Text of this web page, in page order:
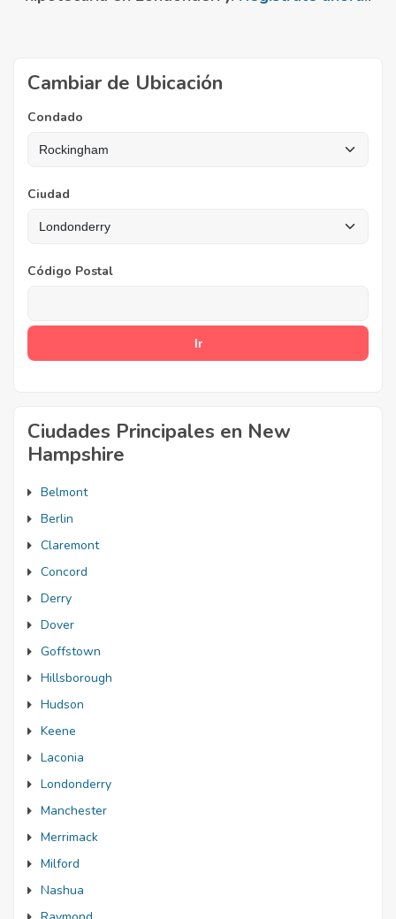
Cambiar de Ubicación
Condado
Ciudad
Código Postal
Ciudades Principales en New
Hampshire
Belmont
Berlin
Claremont
Concord
Derry
Dover
Goffstown
Hillsborough
Hudson
Keene
Laconia
Londonderry
Manchester
Merrimack
Milford
Nashua